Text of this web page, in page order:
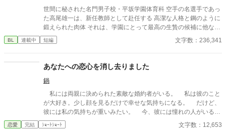
世間に秘された名門男子校・平坂学園体育科 空手の名選手であっ
た高尾雄一は、新任教師として赴任する 高潔な人格と鋼のように
鍛えられた肉体 それは、学園にとって最高の生贄の候補に他なら
なかった 至高の筋肉を持つ、精神を削られ意志をなくした青年を
太古の神に捧げるため、“水”、“風”、“土”の信奉者達が暗躍する 意
校で繰り広げられるダークファンタジー
BL 連載中 短編 文字数：236,341
あなたへの恋心を消し去りました
鍋
私には両親に決められた素敵な婚約者がいる。 私は彼のこと
が大好き。少し顔を見るだけで幸せな気持ちになる。 だけど、
彼には私の気持ちが重いみたい。 今、彼には憧れの人がいる。
その人は大人びた雰囲気をもつ二つ上の先輩。 彼は心は自由で
いたい言っていた。 その女性と話す時、私には見せない楽しそ
恋愛 完結 ｼｮｰﾄｼｮｰﾄ 文字数：12,653